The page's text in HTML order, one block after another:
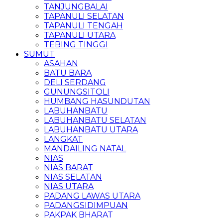
TANJUNGBALAI
TAPANULI SELATAN
TAPANULI TENGAH
TAPANULI UTARA
TEBING TINGGI
SUMUT
ASAHAN
BATU BARA
DELI SERDANG
GUNUNGSITOLI
HUMBANG HASUNDUTAN
LABUHANBATU
LABUHANBATU SELATAN
LABUHANBATU UTARA
LANGKAT
MANDAILING NATAL
NIAS
NIAS BARAT
NIAS SELATAN
NIAS UTARA
PADANG LAWAS UTARA
PADANGSIDIMPUAN
PAKPAK BHARAT